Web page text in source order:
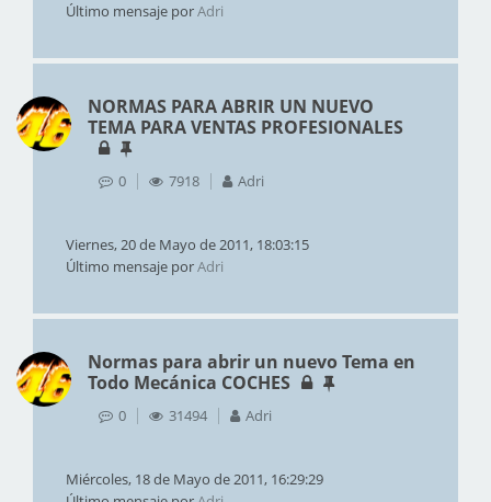
Último mensaje porAdri
NORMAS PARA ABRIR UN NUEVO
TEMA PARA VENTAS PROFESIONALES
0 7918 Adri
Viernes, 20 de Mayo de 2011, 18:03:15
Último mensaje porAdri
Normas para abrir un nuevo Tema en
Todo Mecánica COCHES
0 31494 Adri
Miércoles, 18 de Mayo de 2011, 16:29:29